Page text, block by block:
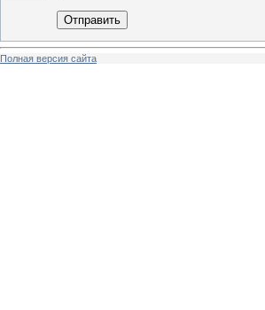
Отправить
Полная версия сайта